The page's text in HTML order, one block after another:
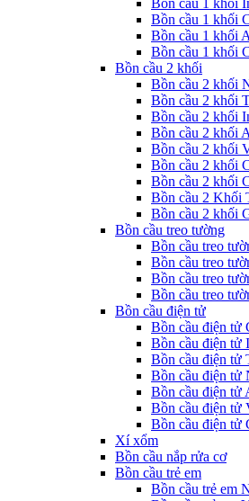
Bồn cầu 1 khối
Bồn cầu 1 khối
Bồn cầu 1 khối
Bồn cầu 1 khối
Bồn cầu 2 khối
Bồn cầu 2 khối
Bồn cầu 2 khối
Bồn cầu 2 khối
Bồn cầu 2 khối
Bồn cầu 2 khối
Bồn cầu 2 khối
Bồn cầu 2 khối
Bồn cầu 2 Khối
Bồn cầu 2 khối
Bồn cầu treo tường
Bồn cầu treo
Bồn cầu treo
Bồn cầu treo
Bồn cầu treo
Bồn cầu điện tử
Bồn cầu điện tử
Bồn cầu điện tử
Bồn cầu điện tử
Bồn cầu điện tử
Bồn cầu điện tử
Bồn cầu điện tử
Bồn cầu điện tử
Xí xổm
Bồn cầu nắp rửa cơ
Bồn cầu trẻ em
Bồn cầu trẻ em